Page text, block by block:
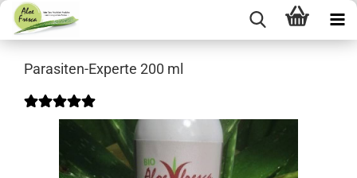
Parasiten-Experte 200 ml